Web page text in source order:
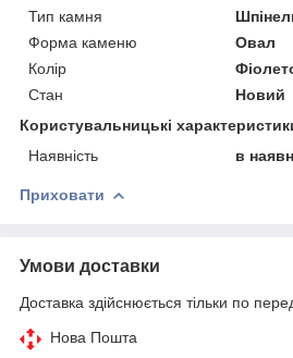
Тип камня
Форма каменю
Овал
Колір
Стан
Новий
Користувальницькі
Наявність
в
Приховати
Умови доставки
Доставка здійснюється тільки по
Нова Пошта